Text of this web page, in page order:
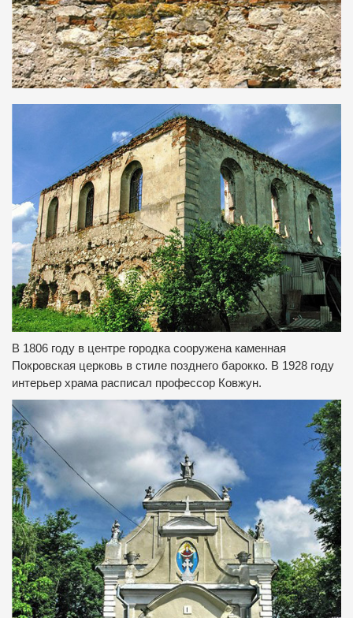
В 1806 году в центре городка сооружена каменная
Покровская церковь в стиле позднего барокко. В 1928 году
интерьер храма расписал профессор Ковжун.